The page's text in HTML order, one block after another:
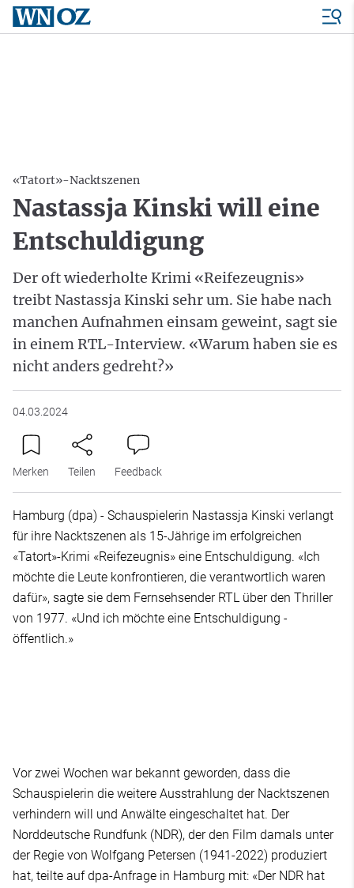
«Tatort»-Nacktszenen
Nastassja Kinski will eine
Entschuldigung
Der oft wiederholte Krimi «Reifezeugnis»
treibt Nastassja Kinski sehr um. Sie habe nach
manchen Aufnahmen einsam geweint, sagt sie
in einem RTL-Interview. «Warum haben sie es
nicht anders gedreht?»
04.03.2024
Merken Teilen Feedback
Hamburg (dpa) - Schauspielerin Nastassja Kinski verlangt
für ihre Nacktszenen als 15-Jährige im erfolgreichen
«Tatort»-Krimi «Reifezeugnis» eine Entschuldigung. «Ich
möchte die Leute konfrontieren, die verantwortlich waren
dafür», sagte sie dem Fernsehsender RTL über den Thriller
von 1977. «Und ich möchte eine Entschuldigung -
öffentlich.»
Vor zwei Wochen war bekannt geworden, dass die
Schauspielerin die weitere Ausstrahlung der Nacktszenen
verhindern will und Anwälte eingeschaltet hat. Der
Norddeutsche Rundfunk (NDR), der den Film damals unter
der Regie von Wolfgang Petersen (1941-2022) produziert
hat, teilte auf dpa-Anfrage in Hamburg mit: «Der NDR hat